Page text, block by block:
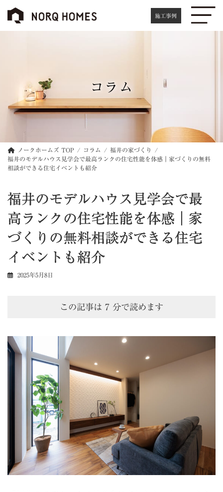
施工事例
コラム
ノークホームズ TOP コラム
福井の家づくり
福井のモデルハウス見学会で最高ランクの住宅性能を体感｜家づくりの無料
相談ができる住宅イベントも紹介
福井のモデルハウス見学会で最
高ランクの住宅性能を体感｜家
づくりの無料相談ができる住宅
イベントも紹介
2025年5月8日
この記事は 7 分で読めます